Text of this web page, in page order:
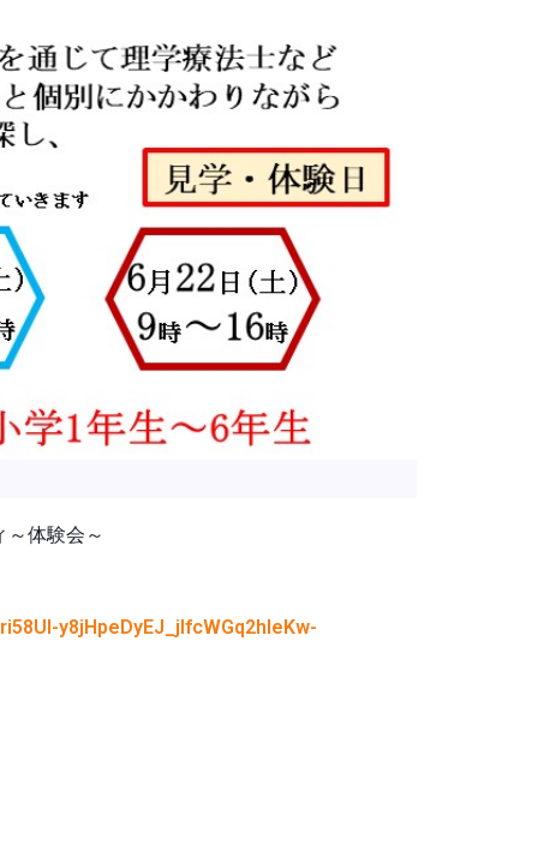
体験会～
y8jHpeDyEJ_jIfcWGq2hIeKw-